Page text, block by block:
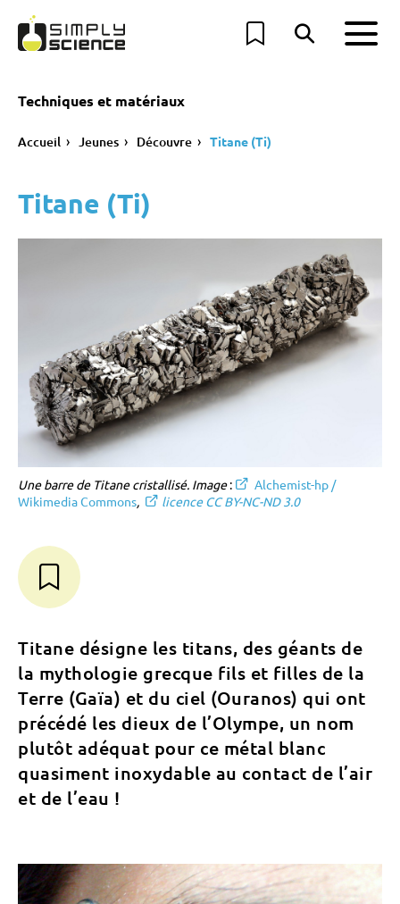
Techniques et matériaux
Accueil Jeunes Découvre Titane (Ti)
Titane (Ti)
Une barre de Titane cristallisé. Image:
Alchemist-hp /
Wikimedia Commons, licence CC BY-NC-ND 3.0
Titane désigne les titans, des géants de
la mythologie grecque fils et filles de la
Terre (Gaïa) et du ciel (Ouranos) qui ont
précédé les dieux de l’Olympe, un nom
plutôt adéquat pour ce métal blanc
quasiment inoxydable au contact de l’air
et de l’eau !